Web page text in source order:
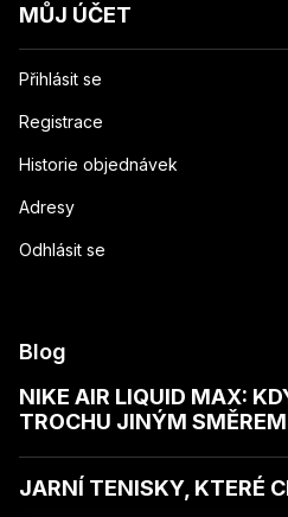
MŮJ ÚČET
Přihlásit se
Registrace
Historie objednávek
Adresy
Odhlásit se
Blog
NIKE AIR LIQUID MAX:
TROCHU JINÝM SMĚREM
JARNÍ TENISKY, KTERÉ